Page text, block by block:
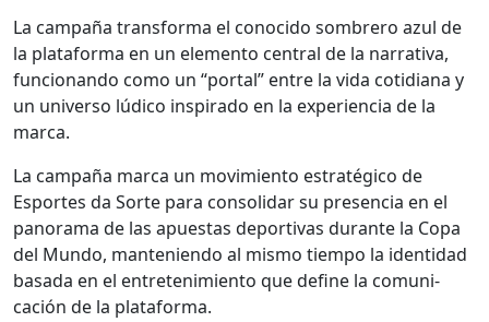
La cam­paña trans­for­ma el cono­ci­do som­brero azul de
la platafor­ma en un ele­men­to cen­tral de la nar­ra­ti­va,
fun­cio­nan­do como un “por­tal” entre la vida cotid­i­ana y
un uni­ver­so lúdi­co inspi­ra­do en la expe­ri­en­cia de la
mar­ca.
La cam­paña mar­ca un movimien­to estratégi­co de
Esportes da Sorte para con­sol­i­dar su pres­en­cia en el
panora­ma de las apues­tas deporti­vas durante la Copa
del Mun­do, man­te­nien­do al mis­mo tiem­po la iden­ti­dad
basa­da en el entreten­imien­to que define la comu­ni­
cación de la platafor­ma.